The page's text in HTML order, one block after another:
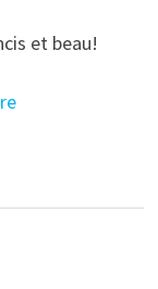
et beau!